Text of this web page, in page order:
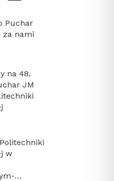
Puchar
za nami
na 48.
JM
w